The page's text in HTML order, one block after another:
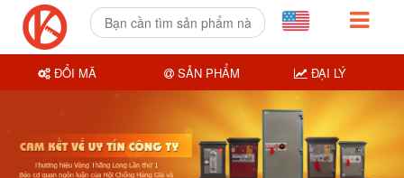
ĐỔI MÃ SẢN PHẨM ĐẠI LÝ